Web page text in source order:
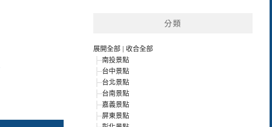
分類
展開全部
收合全部
南投景點
台中景點
台北景點
台南景點
嘉義景點
屏東景點